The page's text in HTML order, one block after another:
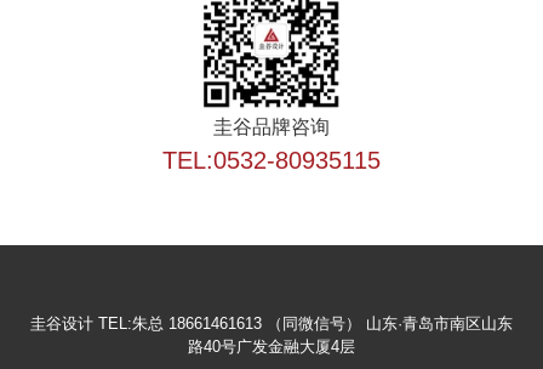
圭谷品牌咨询
TEL:0532-80935115
圭谷设计 TEL:朱总 18661461613 （同微信号） 山东·青岛市南区山东
路40号广发金融大厦4层